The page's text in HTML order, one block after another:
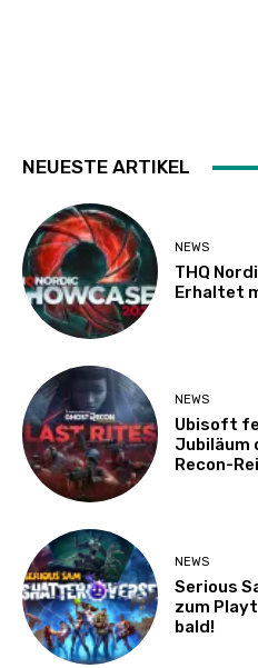
NEUESTE ARTIKEL
NEWS
THQ
Erhaltet
NEWS
Ubisoft
Jubiläum
Recon-
NEWS
Serious
zum
bald!